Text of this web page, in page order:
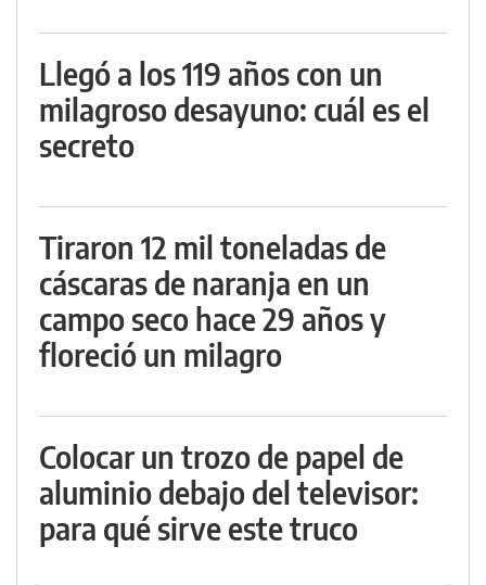
Llegó a los 119 años con un
milagroso desayuno: cuál es el
secreto
Tiraron 12 mil toneladas de
cáscaras de naranja en un
campo seco hace 29 años y
floreció un milagro
Colocar un trozo de papel de
aluminio debajo del televisor:
para qué sirve este truco